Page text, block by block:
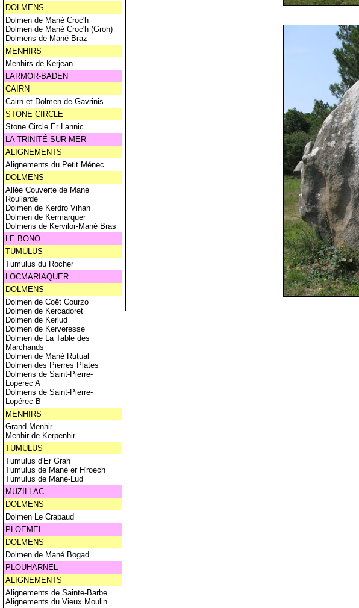
DOLMENS
Dolmen de Mané Croc'h
Dolmen de Mané Croc'h (Groh)
Dolmens de Mané Braz
MENHIRS
Menhirs de Kerjean
LARMOR-BADEN
CAIRN
Cairn et Dolmen de Gavrinis
STONE CIRCLE
Stone Circle Er Lannic
LA TRINITÉ SUR MER
ALIGNEMENTS
Alignements du Petit Ménec
DOLMENS
Allée Couverte de Mané
Roullarde
Dolmen de Kerdro Vihan
Dolmen de Kermarquer
Dolmens de Kervilor-Mané Bras
LE BONO
TUMULUS
Tumulus du Rocher
LOCMARIAQUER
DOLMENS
Dolmen de Coët Courzo
Dolmen de Kercadoret
Dolmen de Kerlud
Dolmen de Kerveresse
Dolmen de La Table des
Marchands
Dolmen de Mané Rutual
Dolmen des Pierres Plates
Dolmens de Saint-Pierre-
Lopérec A
Dolmens de Saint-Pierre-
Lopérec B
MENHIRS
Grand Menhir
Menhir de Kerpenhir
TUMULUS
Tumulus d'Er Grah
Tumulus de Mané er H'roech
Tumulus de Mané-Lud
MUZILLAC
DOLMENS
Dolmen Le Crapaud
PLOEMEL
DOLMENS
Dolmen de Mané Bogad
PLOUHARNEL
ALIGNEMENTS
Alignements de Sainte-Barbe
Alignements du Vieux Moulin